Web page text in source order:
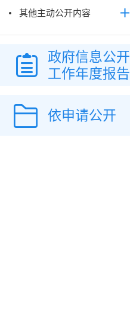
其他主动公开内容
政府信息公开
工作年度报告
依申请公开